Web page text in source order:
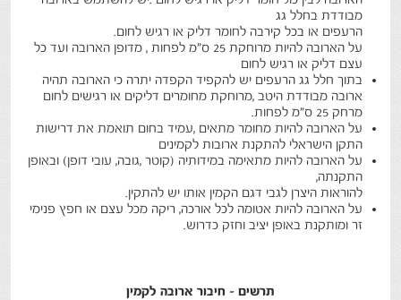
מבודדת בחלל גג
הרעפים או בכל קירבה לחומר דליק או רגיש לחום.
על הארובה להיות מרוחקת 25 ס"מ לפחות , מדופן הארובה ועד כל
עצם דליק או רגיש לחום
בתוך חלל גג הרעפים יש להקפיד הקפדה יתרה כי הארובה תהיה
ארובה מבודדת היטב ,מרוחקת מחומרים דליקים או רגישים לחום
מרחק 25 ס"מ לפחות.
על הארובה להיות מחומר מתאים ,עמיד בחום תואמת את דרישות
התקן הישראלי להתקנת ארובות לקמינים
על הארובה להיות מתאימה במידותיה (קוטר ,גובה, עובי דופן) ובאופן
התקנתה,
להוראות היצרן לגבי דגם הקמין אותו יש להתקין.
על הארובה להיות אטומה לכל אורכה, ריקה מכל עצם או חפץ פנימי
זר ומותקנת באופן יציב וחזק כדרוש.
תרשים - חיבור ארובה לקמין